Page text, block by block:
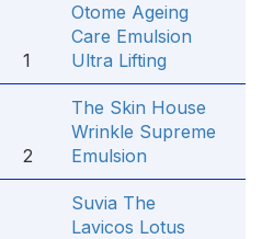
1
Otome Ageing
Care Emulsion
Ultra Lifting
2
The Skin House
Wrinkle Supreme
Emulsion
Suvia The
Lavicos Lotus